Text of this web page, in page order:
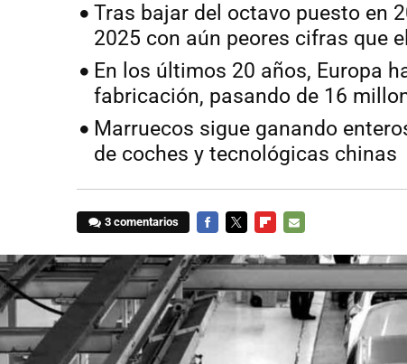
Tras bajar del octavo puesto en
2025 con aún peores cifras que
En los últimos 20 años, Europa
fabricación, pasando de 16
Marruecos sigue ganando
de coches y tecnológicas chinas
3 comentarios
MAIL